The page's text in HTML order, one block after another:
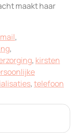
maakt haar
,
,
, kirsten
,telefoon